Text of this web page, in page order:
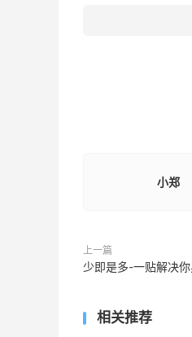
小郑
上一篇
少即是多-一贴解决
相关推荐